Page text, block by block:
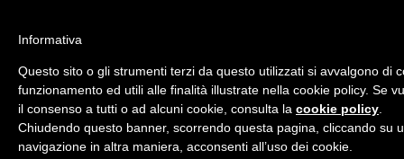
Mondo Italiano nel Mondo
LE INTERVISTE SONO AGLI ITALIANI CHE
RICOPRONO RUOLI ISTITUZIONALI, A QUELLI
Informativa
Questo sito o gli strumenti terzi da questo utilizzati si avvalgono di
funzionamento ed utili alle finalità illustrate nella cookie policy. Se
il consenso a tutti o ad alcuni cookie, consulta la cookie policy
Chiudendo questo banner, scorrendo questa pagina, cliccando su
navigazione in altra maniera, acconsenti all’uso dei cookie.